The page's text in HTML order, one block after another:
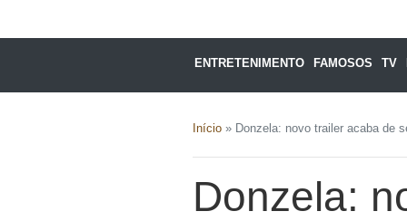
ENTRETENIMENTO FAMOSOS TV
Início » Donzela: novo trailer acaba de
Donzela: